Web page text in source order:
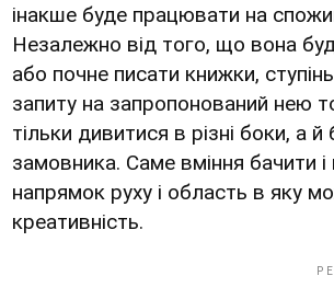
інакше буде працювати на
Незалежно від того, що вона
або почне писати книжки,
запиту на запропонований нею
тільки дивитися в різні боки, а
замовника. Саме вміння бачити і
напрямок руху і область в яку
креативність.